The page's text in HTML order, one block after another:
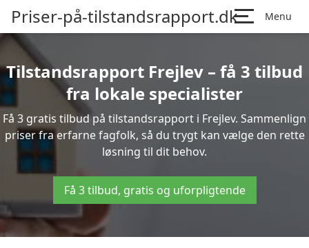
Priser-på-tilstandsrapport.dk Menu
Tilstandsrapport Frejlev – få 3 tilbud
fra lokale specialister
Få 3 gratis tilbud på tilstandsrapport i Frejlev. Sammenlign
priser fra erfarne fagfolk, så du trygt kan vælge den rette
løsning til dit behov.
Få 3 tilbud, gratis og uforpligtende